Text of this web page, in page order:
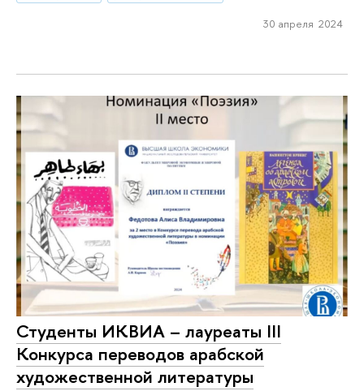
30 апреля 2024
Студенты ИКВИА – лауреаты III
Конкурса переводов арабской
художественной литературы